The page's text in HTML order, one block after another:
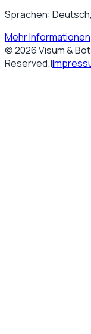
Sprachen:
Mehr Informationen
©2026Visum &
Reserved.|